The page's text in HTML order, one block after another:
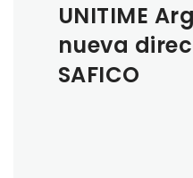
UNITIME
nueva
SAFICO